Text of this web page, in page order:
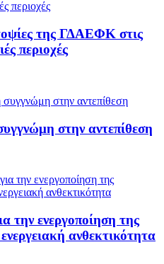
της ΓΔΑΕΦΚ στις
περιοχές
στην αντεπίθεση
την ενεργοποίηση της
ανθεκτικότητα